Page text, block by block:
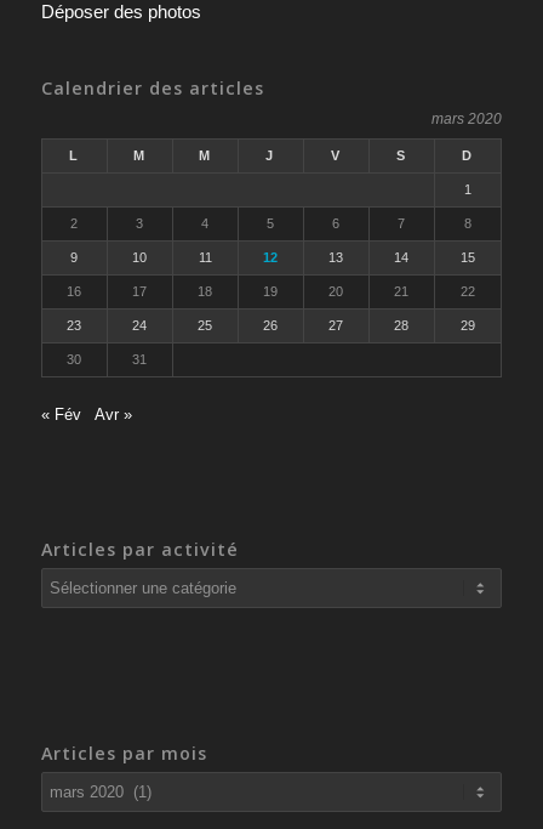
Déposer des photos
Calendrier des articles
mars 2020
L M M J V S D
1
2 3 4 5 6 7 8
9 10 11 12 13 14 15
16 17 18 19 20 21 22
23 24 25 26 27 28 29
30 31
« Fév Avr »
Articles par activité
Articles
par
Articles par mois